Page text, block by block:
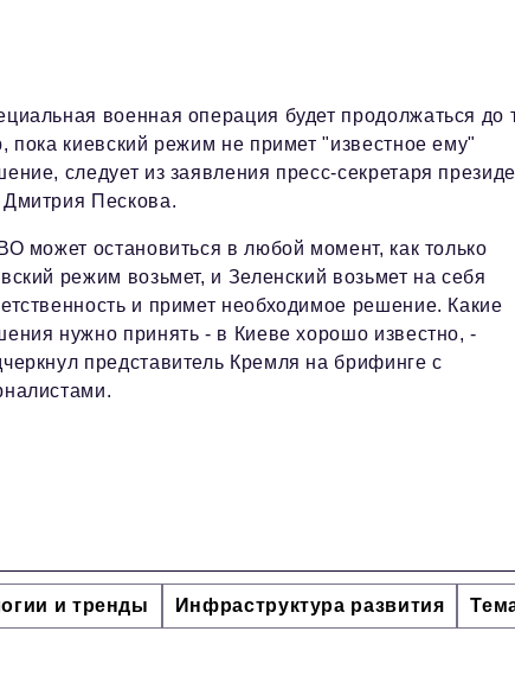
военная операция будет продолжаться до
пока киевский режим не примет "известное ему"
следует из заявления пресс-секретаря
Пескова.
может остановиться в любой момент, как только
режим возьмет, и Зеленский возьмет на себя
и примет необходимое решение. Какие
нужно принять - в Киеве хорошо известно, -
представитель Кремля на брифинге с
и тренды Инфраструктура развития